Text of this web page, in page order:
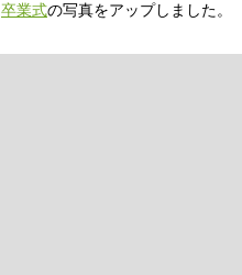
卒業式の写真をアップしました。